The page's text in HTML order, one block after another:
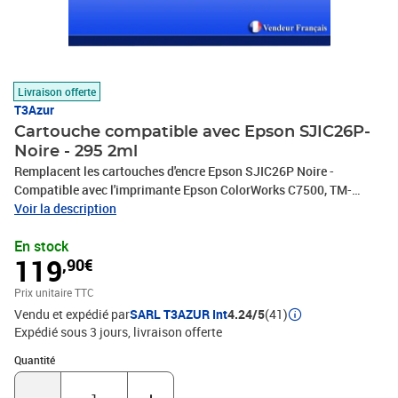
Livraison offerte
T3Azur
Cartouche compatible avec Epson SJIC26P-
Noire - 295 2ml
Remplacent les cartouches d'encre Epson SJIC26P Noire -
Compatible avec l'imprimante Epson ColorWorks C7500, TM-
C7500 - Volume: 295,2ml avec un rendement de 5% , repondent à
- 100% Compatible - Encre de haute qualité qui garantie une
excellence qualité d'impression - Marque T3AZUR
Voir la description
En stock
119,90€
Prix unitaire TTC
Vendu et expédié parSARL T3AZUR Int4.24/5(41)
Expédié sous 3 jours livraison offerte
Quantité
Quantité : 1